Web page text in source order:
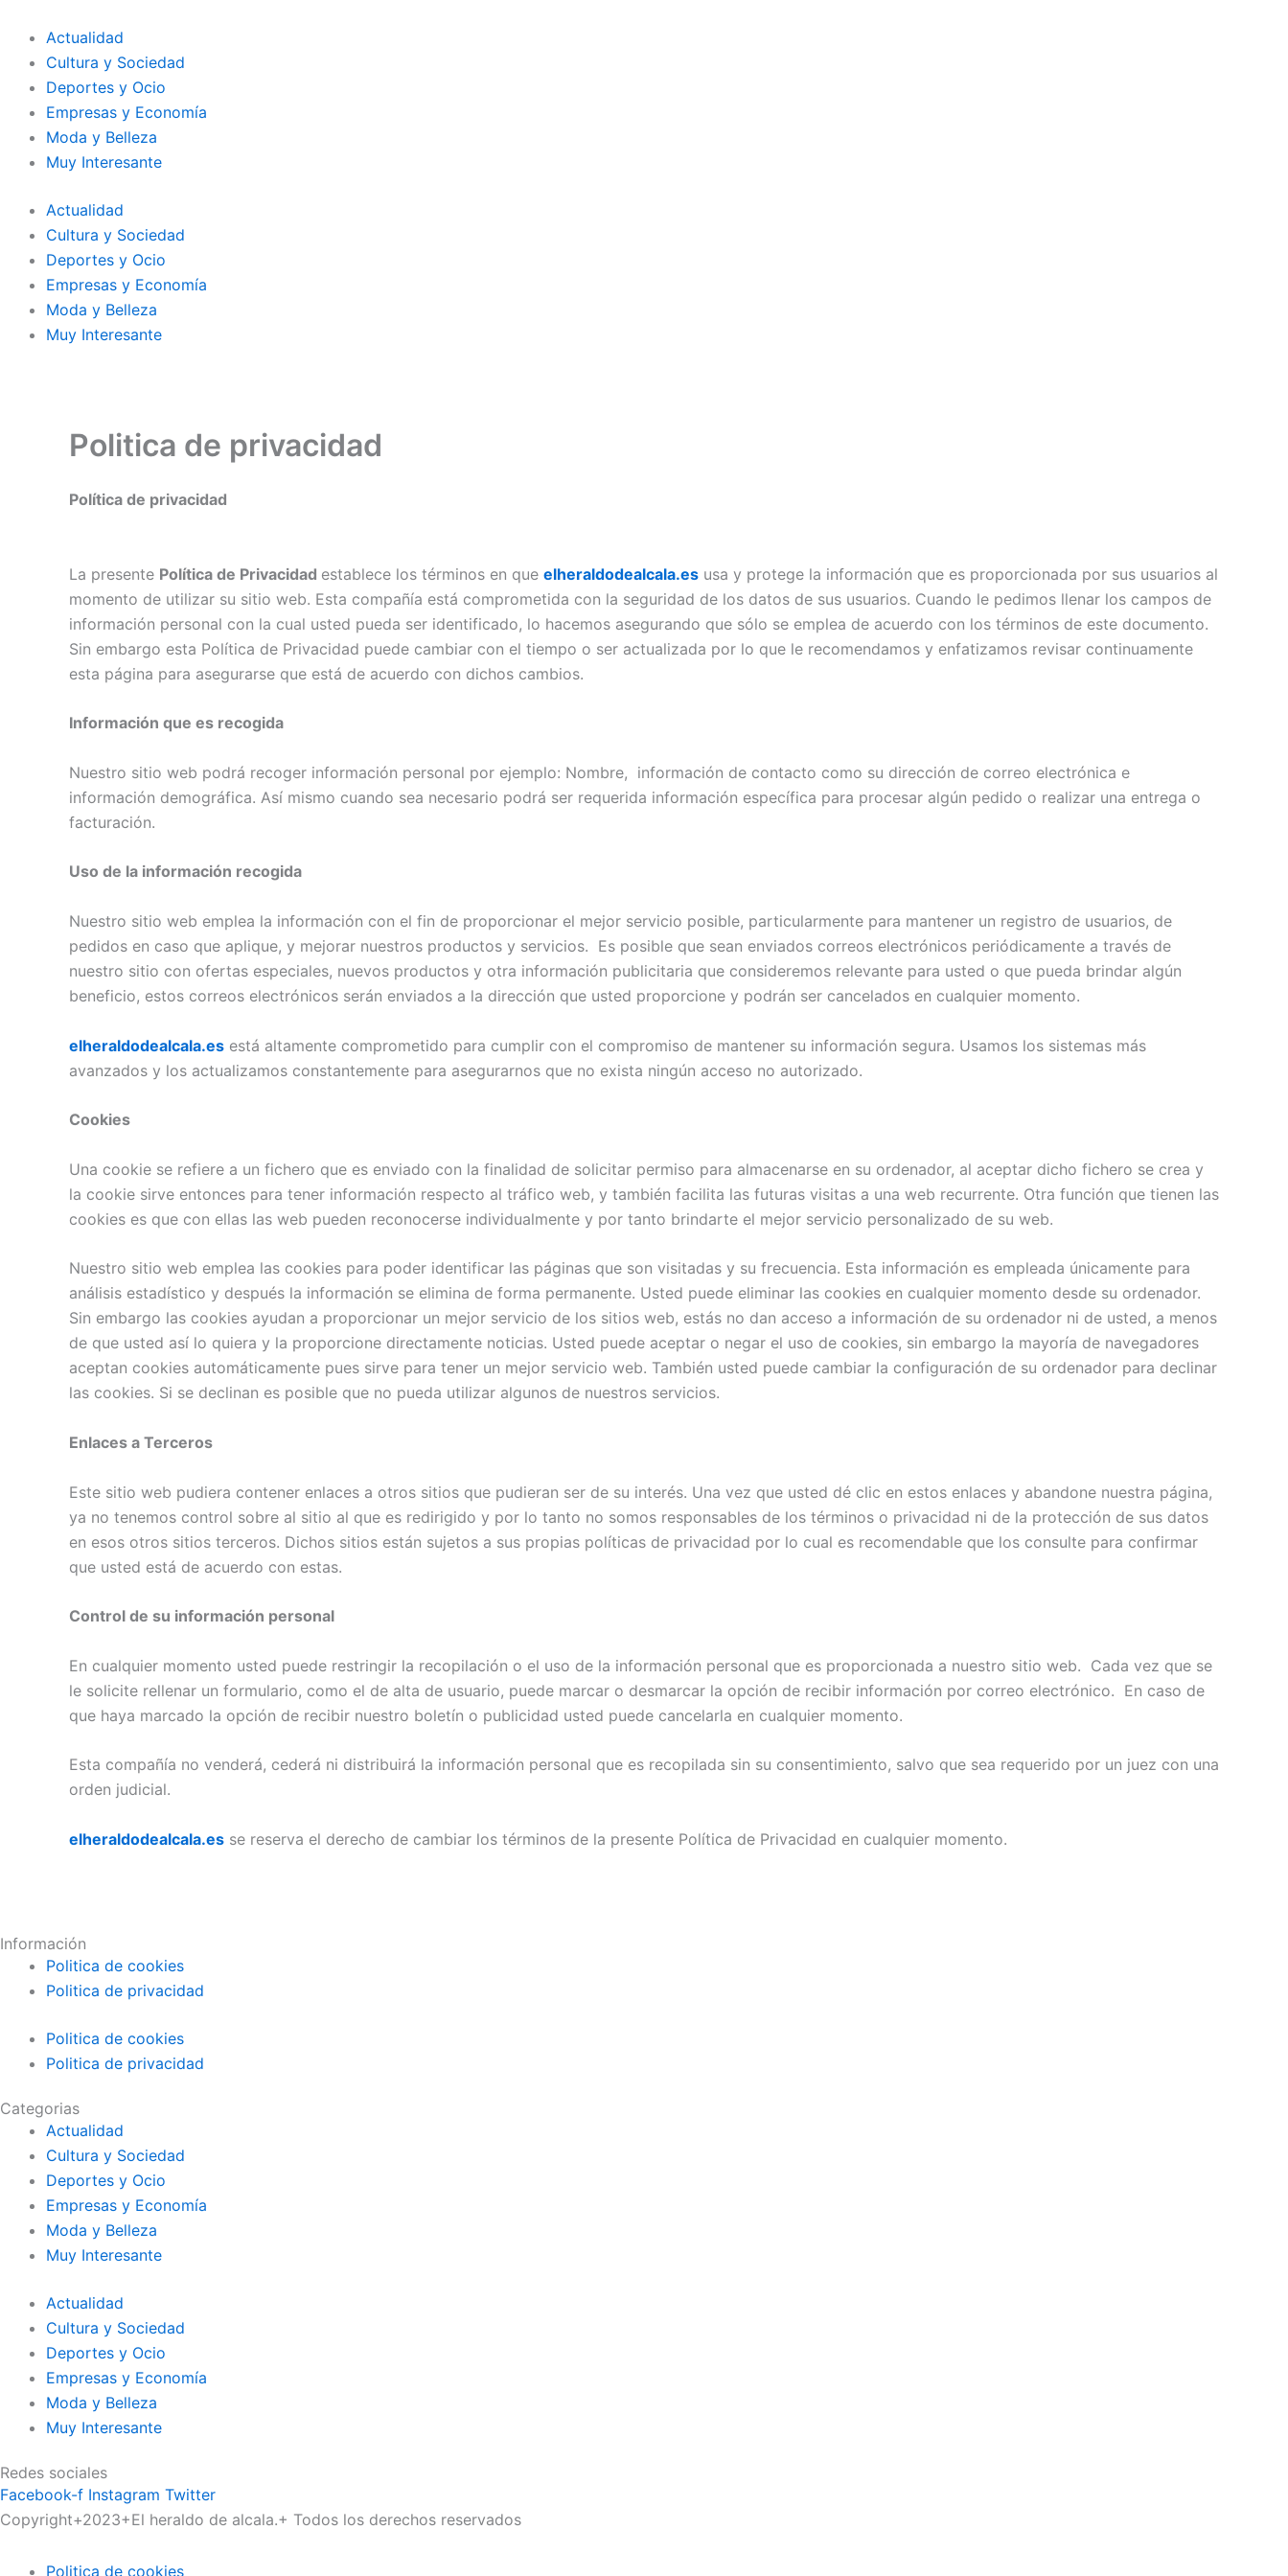
contenido
Actualidad
Cultura y Sociedad
Deportes y Ocio
Empresas y Economía
Moda y Belleza
Muy Interesante
Actualidad
Cultura y Sociedad
Deportes y Ocio
Empresas y Economía
Moda y Belleza
Muy Interesante
Politica de privacidad
Política de privacidad
La presente Política de Privacidad establece los términos en que elheraldodealcala.es usa y protege la información que es proporcionada por sus usuarios al
momento de utilizar su sitio web. Esta compañía está comprometida con la seguridad de los datos de sus usuarios. Cuando le pedimos llenar los campos de
información personal con la cual usted pueda ser identificado, lo hacemos asegurando que sólo se emplea de acuerdo con los términos de este documento.
Sin embargo esta Política de Privacidad puede cambiar con el tiempo o ser actualizada por lo que le recomendamos y enfatizamos revisar continuamente
esta página para asegurarse que está de acuerdo con dichos cambios.
Información que es recogida
Nuestro sitio web podrá recoger información personal por ejemplo: Nombre, información de contacto como su dirección de correo electrónica e
información demográfica. Así mismo cuando sea necesario podrá ser requerida información específica para procesar algún pedido o realizar una entrega o
facturación.
Uso de la información recogida
Nuestro sitio web emplea la información con el fin de proporcionar el mejor servicio posible, particularmente para mantener un registro de usuarios, de
pedidos en caso que aplique, y mejorar nuestros productos y servicios. Es posible que sean enviados correos electrónicos periódicamente a través de
nuestro sitio con ofertas especiales, nuevos productos y otra información publicitaria que consideremos relevante para usted o que pueda brindar algún
beneficio, estos correos electrónicos serán enviados a la dirección que usted proporcione y podrán ser cancelados en cualquier momento.
elheraldodealcala.es está altamente comprometido para cumplir con el compromiso de mantener su información segura. Usamos los sistemas más
avanzados y los actualizamos constantemente para asegurarnos que no exista ningún acceso no autorizado.
Cookies
Una cookie se refiere a un fichero que es enviado con la finalidad de solicitar permiso para almacenarse en su ordenador, al aceptar dicho fichero se crea y
la cookie sirve entonces para tener información respecto al tráfico web, y también facilita las futuras visitas a una web recurrente. Otra función que tienen las
cookies es que con ellas las web pueden reconocerse individualmente y por tanto brindarte el mejor servicio personalizado de su web.
Nuestro sitio web emplea las cookies para poder identificar las páginas que son visitadas y su frecuencia. Esta información es empleada únicamente para
análisis estadístico y después la información se elimina de forma permanente. Usted puede eliminar las cookies en cualquier momento desde su ordenador.
Sin embargo las cookies ayudan a proporcionar un mejor servicio de los sitios web, estás no dan acceso a información de su ordenador ni de usted, a menos
de que usted así lo quiera y la proporcione directamente noticias. Usted puede aceptar o negar el uso de cookies, sin embargo la mayoría de navegadores
aceptan cookies automáticamente pues sirve para tener un mejor servicio web. También usted puede cambiar la configuración de su ordenador para declinar
las cookies. Si se declinan es posible que no pueda utilizar algunos de nuestros servicios.
Enlaces a Terceros
Este sitio web pudiera contener enlaces a otros sitios que pudieran ser de su interés. Una vez que usted dé clic en estos enlaces y abandone nuestra página,
ya no tenemos control sobre al sitio al que es redirigido y por lo tanto no somos responsables de los términos o privacidad ni de la protección de sus datos
en esos otros sitios terceros. Dichos sitios están sujetos a sus propias políticas de privacidad por lo cual es recomendable que los consulte para confirmar
que usted está de acuerdo con estas.
Control de su información personal
En cualquier momento usted puede restringir la recopilación o el uso de la información personal que es proporcionada a nuestro sitio web. Cada vez que se
le solicite rellenar un formulario, como el de alta de usuario, puede marcar o desmarcar la opción de recibir información por correo electrónico. En caso de
que haya marcado la opción de recibir nuestro boletín o publicidad usted puede cancelarla en cualquier momento.
Esta compañía no venderá, cederá ni distribuirá la información personal que es recopilada sin su consentimiento, salvo que sea requerido por un juez con una
orden judicial.
elheraldodealcala.es se reserva el derecho de cambiar los términos de la presente Política de Privacidad en cualquier momento.
Información
Politica de cookies
Politica de privacidad
Politica de cookies
Politica de privacidad
Categorias
Actualidad
Cultura y Sociedad
Deportes y Ocio
Empresas y Economía
Moda y Belleza
Muy Interesante
Actualidad
Cultura y Sociedad
Deportes y Ocio
Empresas y Economía
Moda y Belleza
Muy Interesante
Redes sociales
Facebook-f Instagram Twitter
Copyright+2023+El heraldo de alcala.+ Todos los derechos reservados
Politica de cookies